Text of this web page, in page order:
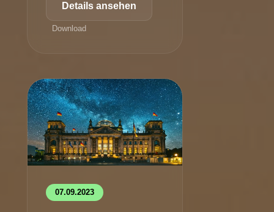
Details ansehen
Download
07.09.2023